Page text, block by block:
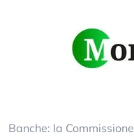
Banche: la